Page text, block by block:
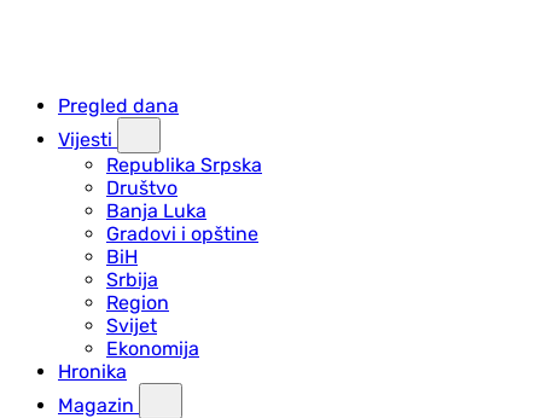
Pregled dana
Vijesti
Republika Srpska
Društvo
Banja Luka
Gradovi i opštine
BiH
Srbija
Region
Svijet
Ekonomija
Hronika
Magazin